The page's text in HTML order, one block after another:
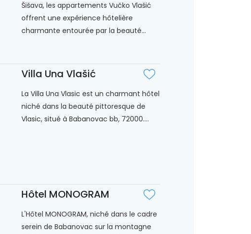
Šišava, les appartements Vučko Vlašić
offrent une expérience hôtelière
charmante entourée par la beauté...
Villa Una Vlašić
La Villa Una Vlasic est un charmant hôtel
niché dans la beauté pittoresque de
Vlasic, situé à Babanovac bb, 72000....
Hôtel MONOGRAM
L'Hôtel MONOGRAM, niché dans le cadre
serein de Babanovac sur la montagne